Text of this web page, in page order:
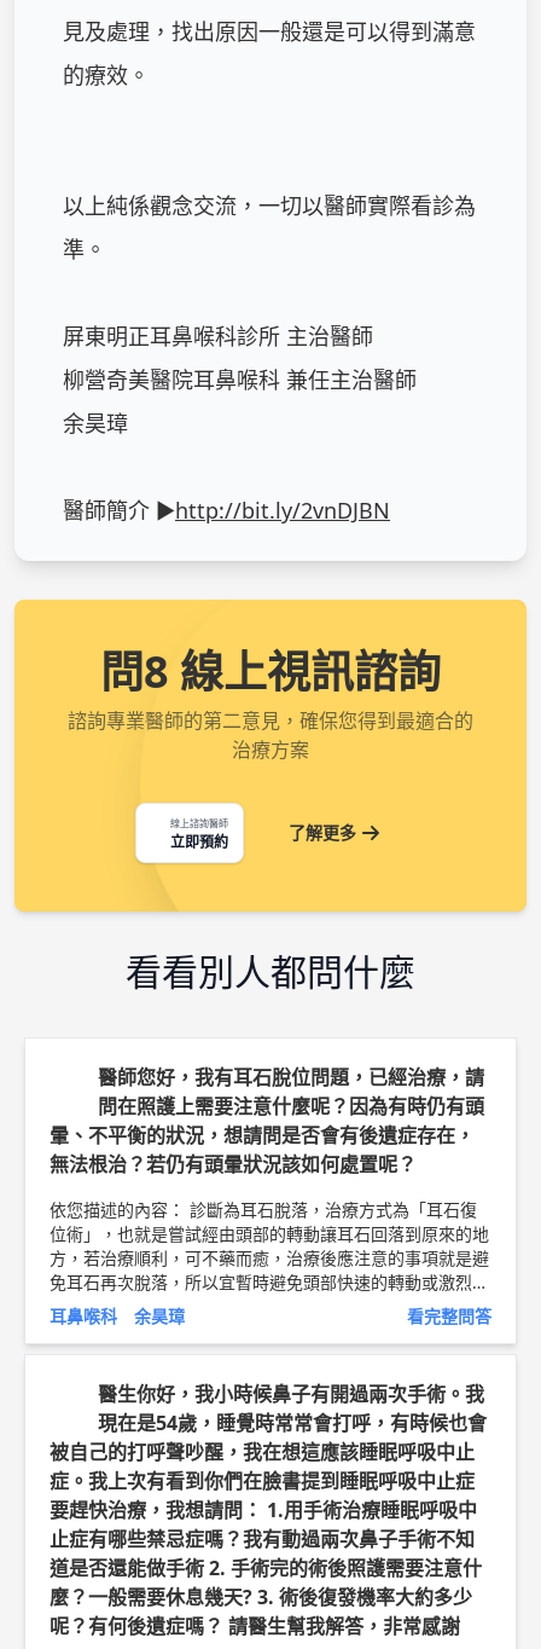
見及處理，找出原因一般還是可以得到滿意
的療效。
以上純係觀念交流，一切以醫師實際看診為
準。
屏東明正耳鼻喉科診所 主治醫師
柳營奇美醫院耳鼻喉科 兼任主治醫師
余昊璋
醫師簡介 ►http://bit.ly/2vnDJBN
問8 線上視訊諮詢
諮詢專業醫師的第二意見，確保您得到最適合的
治療方案
線上諮詢醫師
立即預約 了解更多
看看別人都問什麼
醫師您好，我有耳石脫位問題，已經治療，請
問在照護上需要注意什麼呢？因為有時仍有頭
暈、不平衡的狀況，想請問是否會有後遺症存在，
無法根治？若仍有頭暈狀況該如何處置呢？
依您描述的內容： 診斷為耳石脫落，治療方式為「耳石復
位術」，也就是嘗試經由頭部的轉動讓耳石回落到原來的地
方，若治療順利，可不藥而癒，治療後應注意的事項就是避
免耳石再次脫落，所以宜暫時避免頭部快速的轉動或激烈的
運動，躺下及起床的動作也要放緩。 一般耳石脫落，好了
就好了，沒什麼特別的後遺症，當然，事情有一就有二，既
然曾經發生脫落，當然也可能再次發生，無法預測。 您提
及治療後仍不時出現暈眩、不平衡，一般而言，會懷疑較大
的耳石經治療後已經復位，可能有些小碎石仍在滾動，造成
不適，由於這種情況吃藥可能幫助不大，只有「時間」可以
治療一切，靜待脫落的石頭落腳，另外，您也可以嘗試居家
復健的方法，躺向健側的姿勢睡覺，方法如下： 平躺躺下
之後，試著轉頭向兩側，通常轉向某一邊會暈，轉向另一邊
則還好，那復建的方法就是轉向舒服的那邊整夜側躺睡，譬
如說若頭轉向右邊很暈，轉向左邊不會，那就維持左側躺的
姿勢。 最後，仍要提醒，眩暈的病因很多，一直沒有好，
還是要找醫師檢查喔！ 以上純係觀念交流，一切以醫師實
際看診為準。 屏東明正耳鼻喉科診所 主治醫師 柳營奇美醫
耳鼻喉科 余昊璋 看完整問答
醫生你好，我小時候鼻子有開過兩次手術。我
現在是54歲，睡覺時常常會打呼，有時候也會
被自己的打呼聲吵醒，我在想這應該睡眠呼吸中止
症。我上次有看到你們在臉書提到睡眠呼吸中止症
要趕快治療，我想請問： 1.用手術治療睡眠呼吸中
止症有哪些禁忌症嗎？我有動過兩次鼻子手術不知
道是否還能做手術 2. 手術完的術後照護需要注意什
麼？一般需要休息幾天? 3. 術後復發機率大約多少
呢？有何後遺症嗎？ 請醫生幫我解答，非常感謝